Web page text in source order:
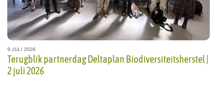
9 JULI 2026
Terugblik partnerdag Deltaplan Biodiversiteitsherstel |
2 juli 2026